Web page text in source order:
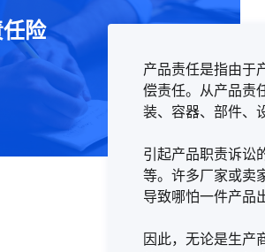
险
产品责任是指由于
偿责任。从产品责
装、容器、部件、
引起产品职责诉讼
等。许多厂家或卖
导致哪怕一件产品
因此，无论是生产